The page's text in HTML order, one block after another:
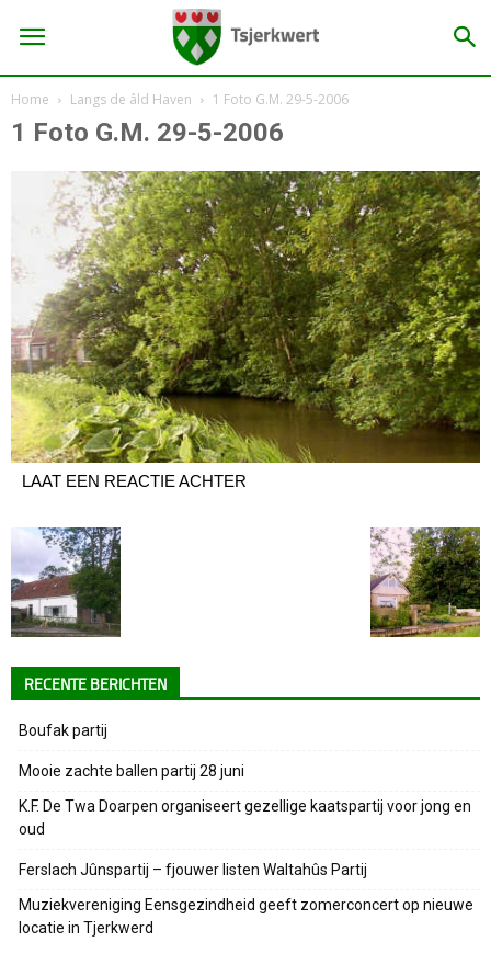
Home Langs de âld Haven 1 Foto G.M. 29-5-2006
1 Foto G.M. 29-5-2006
LAAT EEN REACTIE ACHTER
RECENTE BERICHTEN
Boufak partij
Mooie zachte ballen partij 28 juni
K.F. De Twa Doarpen organiseert gezellige kaatspartij voor jong en
oud
Ferslach Jûnspartij – fjouwer listen Waltahûs Partij
Muziekvereniging Eensgezindheid geeft zomerconcert op nieuwe
locatie in Tjerkwerd